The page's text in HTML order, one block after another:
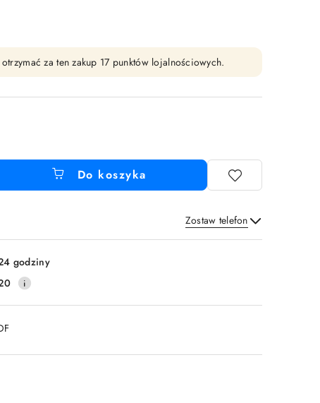
za ten zakup 17 punktów lojalnościowych.
Do koszyka
Zostaw telefon
Wyślij
godziny